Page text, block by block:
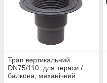
Трап вертикальний
DN75/110, для тераси /
балкона, механічний